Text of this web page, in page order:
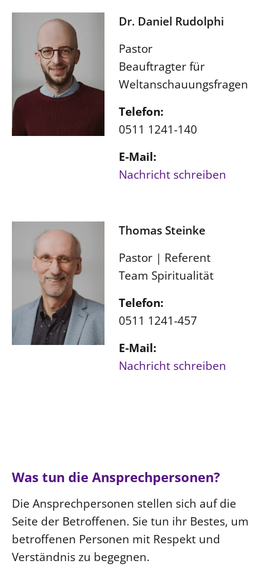
Dr. Daniel Rudolphi
Pastor
Beauftragter für
Weltanschauungsfragen
Telefon:
0511 1241-140
E-Mail:
Nachricht schreiben
Thomas Steinke
Pastor | Referent
Team Spiritualität
Telefon:
0511 1241-457
E-Mail:
Nachricht schreiben
Was tun die Ansprechpersonen?
Die Ansprechpersonen stellen sich auf die
Seite der Betroffenen. Sie tun ihr Bestes, um
betroffenen Personen mit Respekt und
Verständnis zu begegnen.